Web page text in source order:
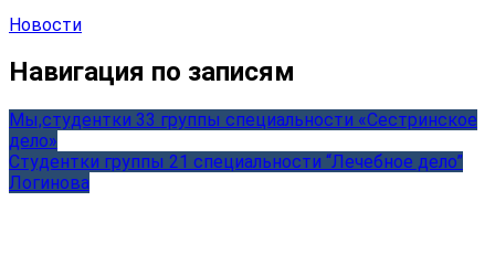
Новости
Навигация по записям
Мы,студентки 33 группы специальности «Сестринское
дело»
Студентки группы 21 специальности “Лечебное дело”
Логинова